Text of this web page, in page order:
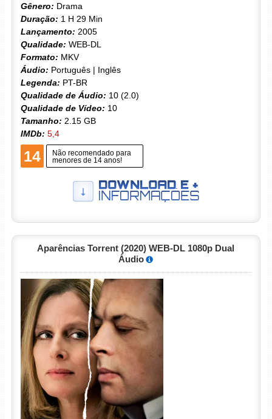
Gênero: Drama
Duração: 1 H 29 Min
Lançamento: 2005
Qualidade: WEB-DL
Formato: MKV
Áudio: Português | Inglês
Legenda: PT-BR
Qualidade de Áudio: 10 (2.0)
Qualidade de Vídeo: 10
Tamanho: 2.15 GB
IMDb: 5,4
14
Não recomendado para
menores de 14 anos!
Aparências Torrent (2020) WEB-DL 1080p Dual
Áudio